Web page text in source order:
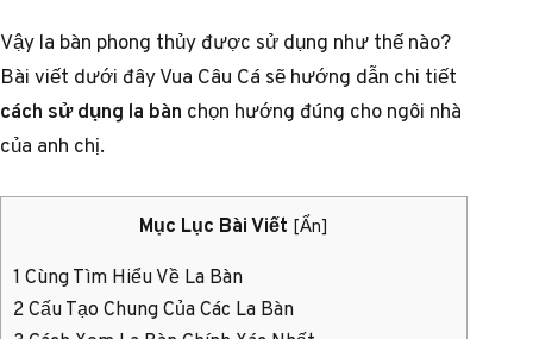
Vậy la bàn phong thủy được sử dụng như thế nào?
Bài viết dưới đây Vua Câu Cá sẽ hướng dẫn chi tiết
cách sử dụng la bàn chọn hướng đúng cho ngôi nhà
của anh chị.
Mục Lục Bài Viết [Ẩn]
1 Cùng Tìm Hiểu Về La Bàn
2Cấu Tạo Chung Của Các La Bàn